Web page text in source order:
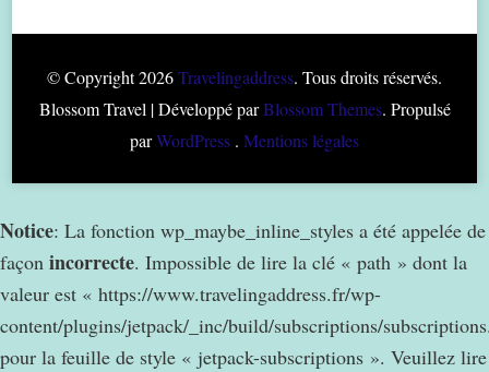
© Copyright 2026Travelingaddress. Tous droits réservés.
Blossom Travel | Développé parBlossom Themes. Propulsé
parWordPress . Mentions légales
Notice: La fonction wp_maybe_inline_styles a été appelée de
façon incorrecte. Impossible de lire la clé « path » dont la
valeur est « https://www.travelingaddress.fr/wp-
content/plugins/jetpack/_inc/build/subscriptions/
pour la feuille de style « jetpack-subscriptions ». Veuillez lire